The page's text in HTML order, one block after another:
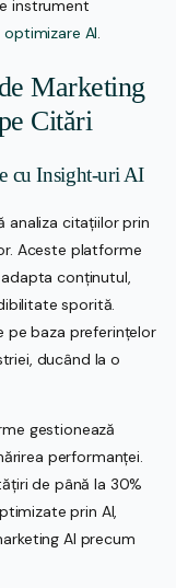
instrument
optimizare AI.
Marketing
Citări
cu Insight-uri AI
analiza citațiilor prin
Aceste platforme
conținutul,
sporită.
pe baza preferințelor
ducând la o
gestionează
performanței.
de până la 30%
prin AI,
AI precum